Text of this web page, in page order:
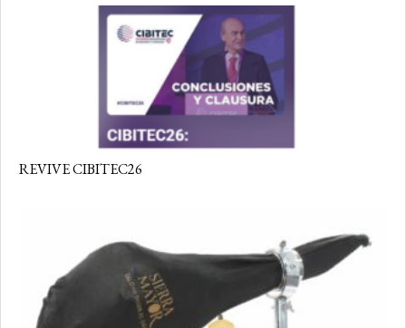
REVIVE CIBITEC26